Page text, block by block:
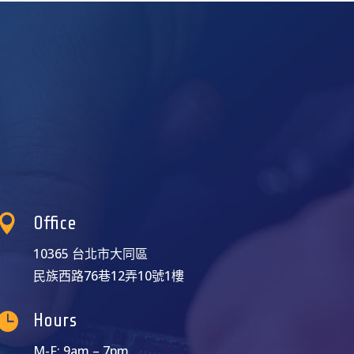
Office
10365 台北市大同區
民族西路76巷12弄10號1樓
Hours